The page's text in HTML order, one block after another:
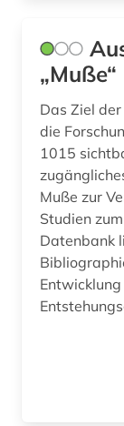
„Muße“
Das Ziel
die
1015
Muße zur
Studien
Datenbank